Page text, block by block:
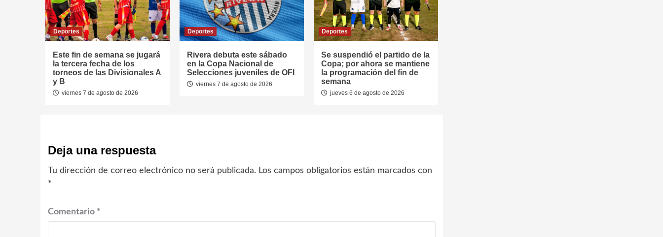
Deportes
Este fin de semana se jugará
la tercera fecha de los
torneos de las Divisionales A
y B
viernes 7 de agosto de 2026
Deportes
Rivera debuta este sábado
en la Copa Nacional de
Selecciones juveniles de OFI
viernes 7 de agosto de 2026
Deportes
Se suspendió el partido de la
Copa; por ahora se mantiene
la programación del fin de
semana
jueves 6 de agosto de 2026
Deja una respuesta
Tu dirección de correo electrónico no será publicada. Los campos obligatorios están marcados con
*
Comentario *